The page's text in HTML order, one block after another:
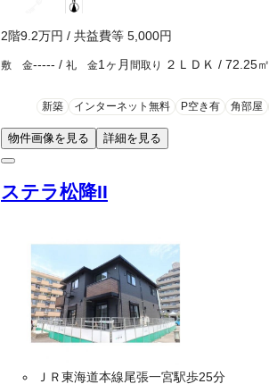
2階9.2万円 / 共益費等 5,000円
敷 金----- / 礼 金1ヶ月 間取り ２ＬＤＫ / 72.25㎡
新築 インターネット無料 P空き有 角部屋
物件画像を見る 詳細を見る
ステラ松降II
ＪＲ東海道本線尾張一宮駅歩25分